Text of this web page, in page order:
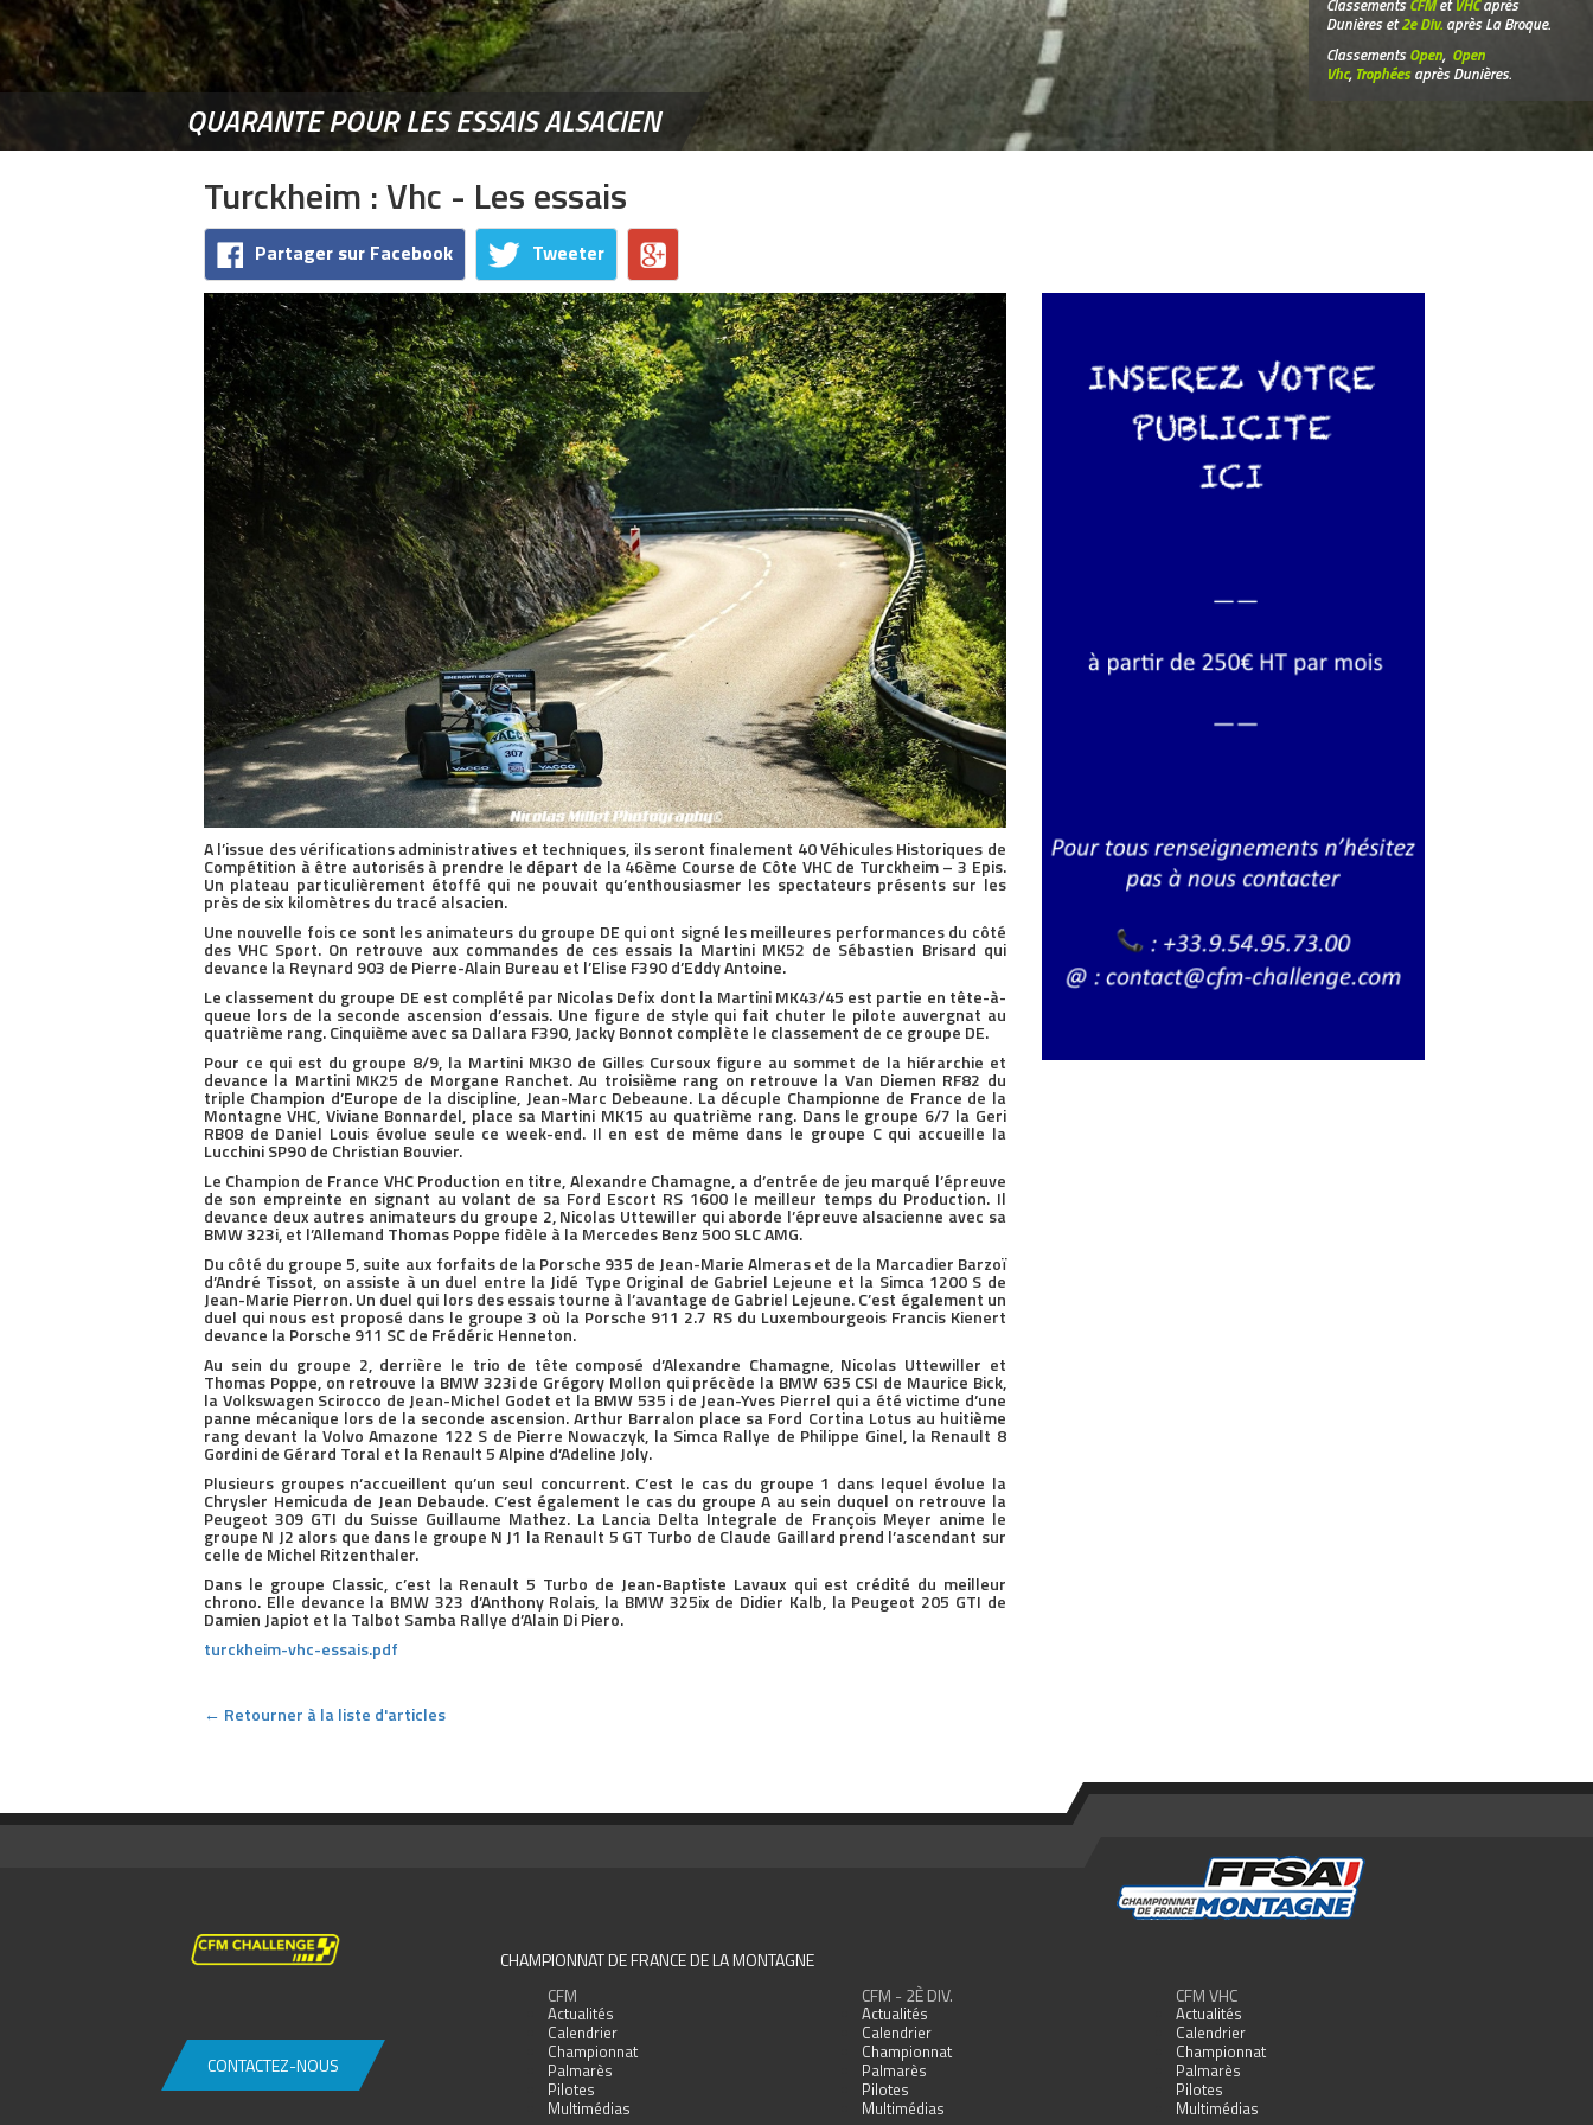
ClassementsCFMetVHCaprès
Dunières et2e Div. après La Broque.
ClassementsOpen, Open
Vhc, Trophéesaprès Dunières.
QUARANTE POUR LES ESSAIS ALSACIEN
Turckheim : Vhc - Les essais
Partager sur Facebook Tweeter
A l’issue des vérifications administratives et techniques, ils seront finalement 40 Véhicules Historiques de
Compétition à être autorisés à prendre le départ de la 46ème Course de Côte VHC de Turckheim – 3 Epis.
Un plateau particulièrement étoffé qui ne pouvait qu’enthousiasmer les spectateurs présents sur les
près de six kilomètres du tracé alsacien.
Une nouvelle fois ce sont les animateurs du groupe DE qui ont signé les meilleures performances du côté
des VHC Sport. On retrouve aux commandes de ces essais la Martini MK52 de Sébastien Brisard qui
devance la Reynard 903 de Pierre-Alain Bureau et l’Elise F390 d’Eddy Antoine.
Le classement du groupe DE est complété par Nicolas Defix dont la Martini MK43/45 est partie en tête-à-
queue lors de la seconde ascension d’essais. Une figure de style qui fait chuter le pilote auvergnat au
quatrième rang. Cinquième avec sa Dallara F390, Jacky Bonnot complète le classement de ce groupe DE.
Pour ce qui est du groupe 8/9, la Martini MK30 de Gilles Cursoux figure au sommet de la hiérarchie et
devance la Martini MK25 de Morgane Ranchet. Au troisième rang on retrouve la Van Diemen RF82 du
triple Champion d’Europe de la discipline, Jean-Marc Debeaune. La décuple Championne de France de la
Montagne VHC, Viviane Bonnardel, place sa Martini MK15 au quatrième rang. Dans le groupe 6/7 la Geri
RB08 de Daniel Louis évolue seule ce week-end. Il en est de même dans le groupe C qui accueille la
Lucchini SP90 de Christian Bouvier.
Le Champion de France VHC Production en titre, Alexandre Chamagne, a d’entrée de jeu marqué l’épreuve
de son empreinte en signant au volant de sa Ford Escort RS 1600 le meilleur temps du Production. Il
devance deux autres animateurs du groupe 2, Nicolas Uttewiller qui aborde l’épreuve alsacienne avec sa
BMW 323i, et l’Allemand Thomas Poppe fidèle à la Mercedes Benz 500 SLC AMG.
Du côté du groupe 5, suite aux forfaits de la Porsche 935 de Jean-Marie Almeras et de la Marcadier Barzoï
d’André Tissot, on assiste à un duel entre la Jidé Type Original de Gabriel Lejeune et la Simca 1200 S de
Jean-Marie Pierron. Un duel qui lors des essais tourne à l’avantage de Gabriel Lejeune. C’est également un
duel qui nous est proposé dans le groupe 3 où la Porsche 911 2.7 RS du Luxembourgeois Francis Kienert
devance la Porsche 911 SC de Frédéric Henneton.
Au sein du groupe 2, derrière le trio de tête composé d’Alexandre Chamagne, Nicolas Uttewiller et
Thomas Poppe, on retrouve la BMW 323i de Grégory Mollon qui précède la BMW 635 CSI de Maurice Bick,
la Volkswagen Scirocco de Jean-Michel Godet et la BMW 535 i de Jean-Yves Pierrel qui a été victime d’une
panne mécanique lors de la seconde ascension. Arthur Barralon place sa Ford Cortina Lotus au huitième
rang devant la Volvo Amazone 122 S de Pierre Nowaczyk, la Simca Rallye de Philippe Ginel, la Renault 8
Gordini de Gérard Toral et la Renault 5 Alpine d’Adeline Joly.
Plusieurs groupes n’accueillent qu’un seul concurrent. C’est le cas du groupe 1 dans lequel évolue la
Chrysler Hemicuda de Jean Debaude. C’est également le cas du groupe A au sein duquel on retrouve la
Peugeot 309 GTI du Suisse Guillaume Mathez. La Lancia Delta Integrale de François Meyer anime le
groupe N J2 alors que dans le groupe N J1 la Renault 5 GT Turbo de Claude Gaillard prend l’ascendant sur
celle de Michel Ritzenthaler.
Dans le groupe Classic, c’est la Renault 5 Turbo de Jean-Baptiste Lavaux qui est crédité du meilleur
chrono. Elle devance la BMW 323 d’Anthony Rolais, la BMW 325ix de Didier Kalb, la Peugeot 205 GTI de
Damien Japiot et la Talbot Samba Rallye d’Alain Di Piero.
turckheim-vhc-essais.pdf
← Retourner à la liste d'articles
CONTACTEZ-NOUS
CHAMPIONNAT DE FRANCE DE LA MONTAGNE
CFM
Actualités
Calendrier
Championnat
Palmarès
Pilotes
Multimédias
CFM - 2È DIV.
Actualités
Calendrier
Championnat
Palmarès
Pilotes
Multimédias
CFM VHC
Actualités
Calendrier
Championnat
Palmarès
Pilotes
Multimédias